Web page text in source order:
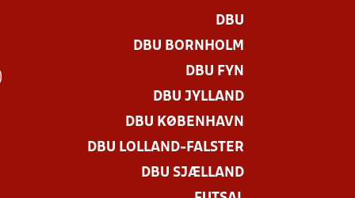
DBU
DBU BORNHOLM
DBU FYN
DBU JYLLAND
DBU KØBENHAVN
DBU LOLLAND-FALSTER
DBU SJÆLLAND